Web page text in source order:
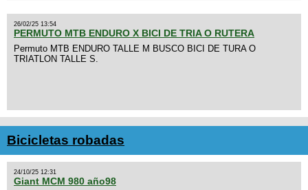
26/02/25 13:54
PERMUTO MTB ENDURO X BICI DE TRIA O RUTERA
Permuto MTB ENDURO TALLE M BUSCO BICI DE TURA O
TRIATLON TALLE S.
Bicicletas robadas
24/10/25 12:31
Giant MCM 980 año98